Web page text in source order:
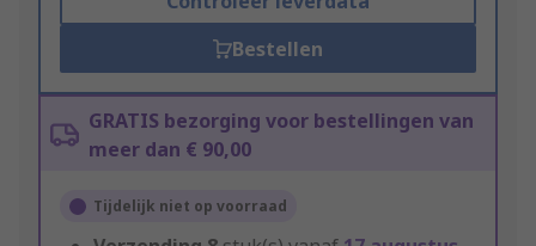
Bestellen
GRATIS bezorging voor bestellingen van
meer dan € 90,00
Tijdelijk niet op voorraad